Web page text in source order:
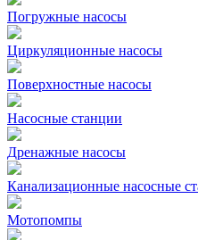
Погружные насосы
Циркуляционные насосы
Поверхностные насосы
Насосные станции
Дренажные насосы
Канализационные насосные
Мотопомпы